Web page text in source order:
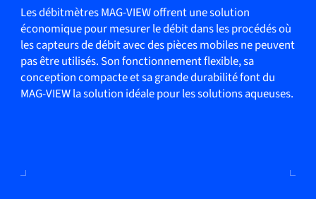
Les débitmètres MAG-VIEW offrent une solution
économique pour mesurer le débit dans les procédés où
les capteurs de débit avec des pièces mobiles ne peuvent
pas être utilisés. Son fonctionnement flexible, sa
conception compacte et sa grande durabilité font du
MAG-VIEW la solution idéale pour les solutions aqueuses.